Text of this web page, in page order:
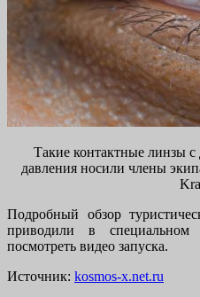
Такие контактные линзы с
давления носили члены
Подробный обзор
приводили в
посмотреть видео запуска.
Источник: kosmos-x.net.ru